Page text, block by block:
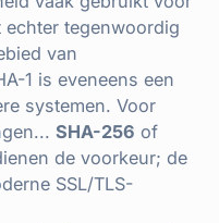
tegenwoordig
van
1 is eveneens een
systemen. Voor
SHA-256 of
de voorkeur; de
SSL/TLS-